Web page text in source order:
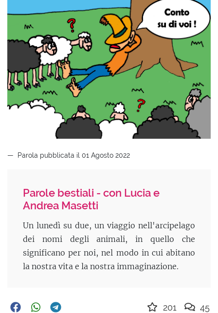
Parola pubblicata il 01 Agosto 2022
Parole bestiali - con Lucia e
Andrea Masetti
Un lunedì su due, un viaggio nell'arcipelago
dei nomi degli animali, in quello che
significano per noi, nel modo in cui abitano
la nostra vita e la nostra immaginazione.
201 45